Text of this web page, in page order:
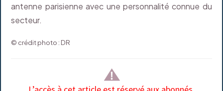
antenne parisienne avec une personnalité connue du
secteur.
© crédit photo : DR